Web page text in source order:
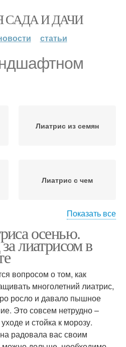
САДА И ДАЧИ
статьи
Лиатрис из семян
Лиатрис с чем
Лиатрис в композиции
Показать все
осенью.
лиатрисом в
вопросом о том, как
многолетний лиатрис,
росло и давало пышное
Это совсем нетрудно –
и стойка к морозу.
радовала вас своим